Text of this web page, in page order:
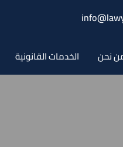
نحن الخدمات القانونية